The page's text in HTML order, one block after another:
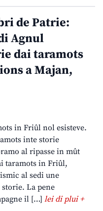
de Patrie:
Agnul
dai taramots
a Majan,
in Friûl nol esisteve.
inte storie
al ripasse in mût
taramots in Friûl,
al sedi une
La pene
il […] lei di plui +